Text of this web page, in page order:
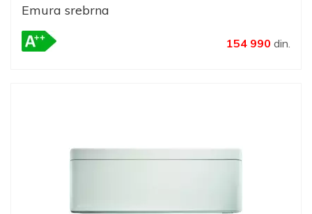
Emura srebrna
154 990 din.